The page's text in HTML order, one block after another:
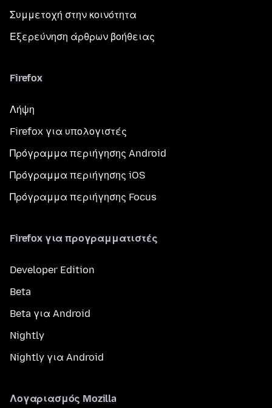
Συμμετοχή στην κοινότητα
Εξερεύνηση άρθρων βοήθειας
Firefox
Λήψη
Firefox για υπολογιστές
Πρόγραμμα περιήγησης Android
Πρόγραμμα περιήγησης iOS
Πρόγραμμα περιήγησης Focus
Firefox για προγραμματιστές
Developer Edition
Beta
Beta για Android
Nightly
Nightly για Android
Λογαριασμός Mozilla